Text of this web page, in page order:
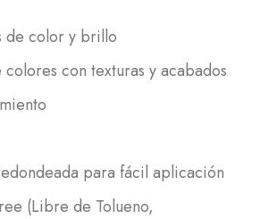
de color y brillo
con texturas y acabados
para fácil aplicación
(Libre de Tolueno,